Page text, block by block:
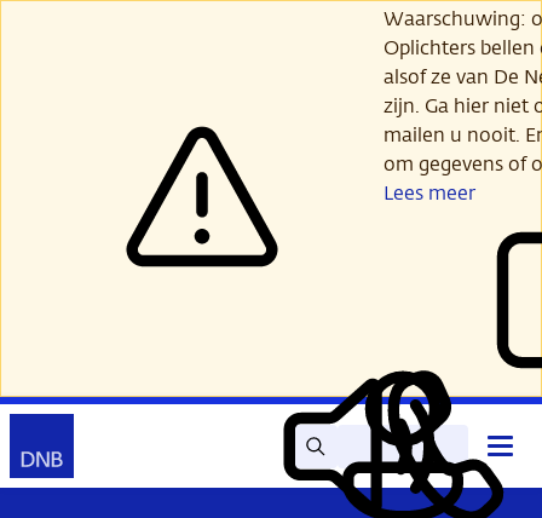
Waarschuwing:
Oplichters
alsof ze van De
zijn. Ga hier niet
mailen u nooit.
om gegevens of
Lees meer
Zoek Lees
voor
Mijn
DNB
Contact